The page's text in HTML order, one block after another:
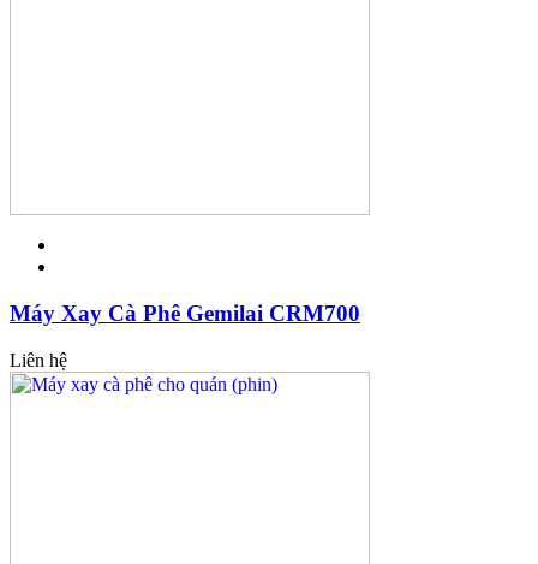
Máy Xay Cà Phê Gemilai CRM700
Liên hệ